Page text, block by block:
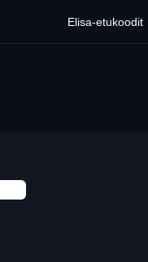
Elisa-etukoodit